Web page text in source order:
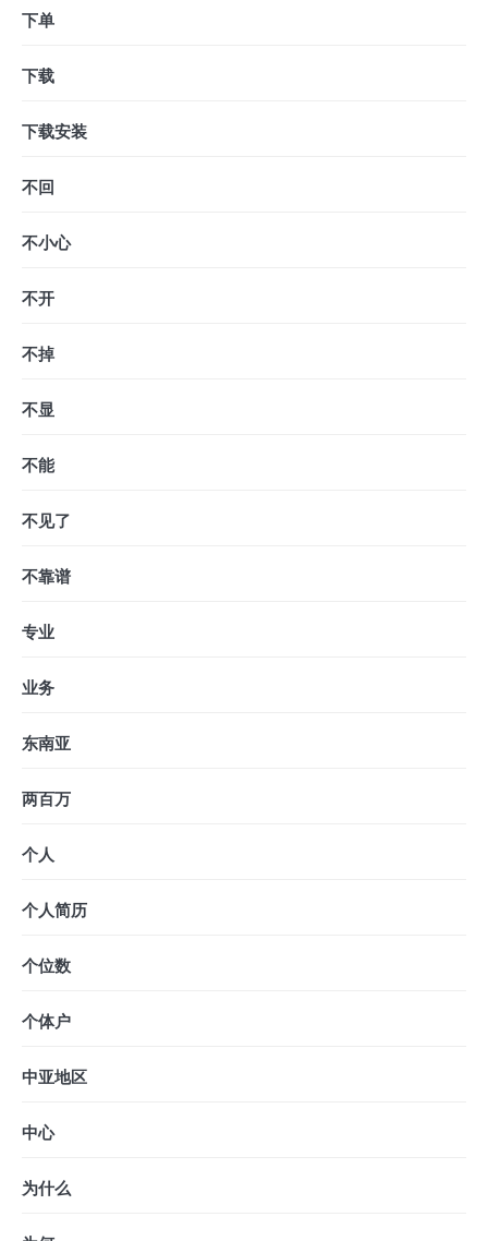
下单
下载
下载安装
不回
不小心
不开
不掉
不显
不能
不见了
不靠谱
专业
业务
东南亚
两百万
个人
个人简历
个位数
个体户
中亚地区
中心
为什么